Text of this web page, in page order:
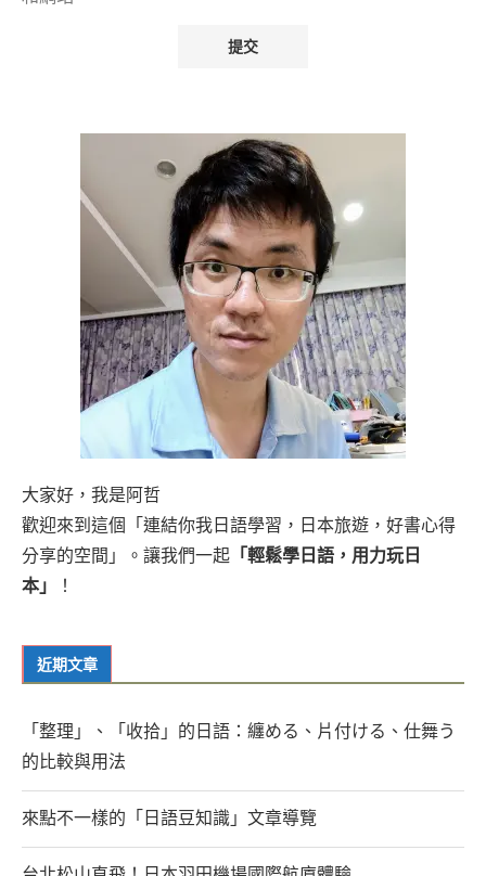
大家好，我是阿哲
歡迎來到這個「連結你我日語學習，日本旅遊，好書心得
分享的空間」。讓我們一起 「輕鬆學日語，用力玩日
本」
！
近期文章
「整理」、「收拾」的日語：纏める、片付ける、仕舞う
的比較與用法
來點不一樣的「日語豆知識」文章導覽